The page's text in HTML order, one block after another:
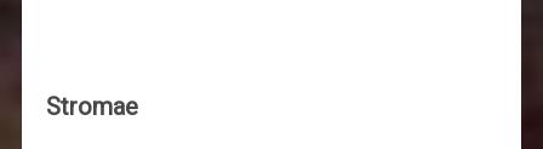
Stromae